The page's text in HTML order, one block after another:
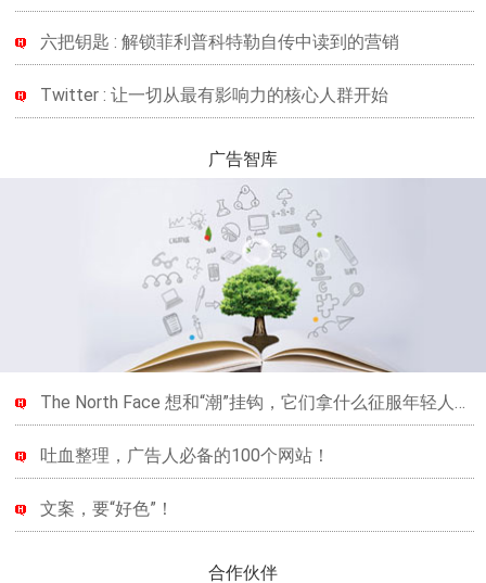
六把钥匙 : 解锁菲利普科特勒自传中读到的营销
Twitter : 让一切从最有影响力的核心人群开始
广告智库
吐血整理，广告人必备的100个网站！
文案，要“好色”！
合作伙伴